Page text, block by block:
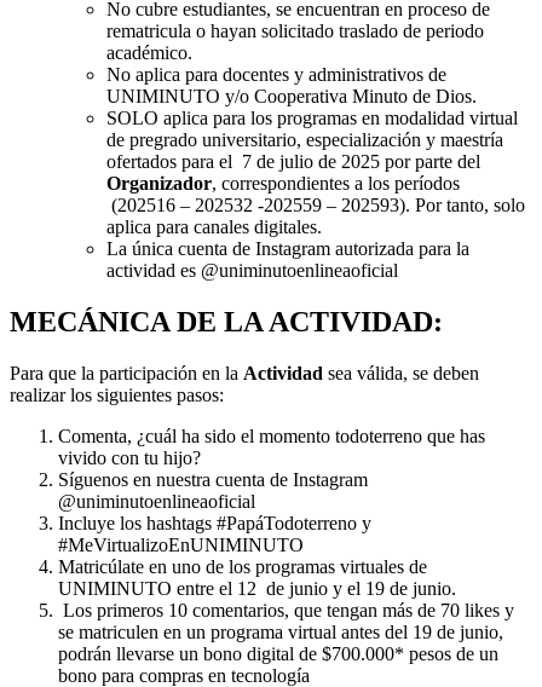
No cubre estudiantes, se encuentran en proceso de
rematricula o hayan solicitado traslado de periodo
académico.
No aplica para docentes y administrativos de
UNIMINUTO y/o Cooperativa Minuto de Dios.
SOLO aplica para los programas en modalidad virtual
de pregrado universitario, especialización y maestría
ofertados para el 7 de julio de 2025 por parte del
Organizador, correspondientes a los períodos
(202516 – 202532 -202559 – 202593). Por tanto, solo
aplica para canales digitales.
La única cuenta de Instagram autorizada para la
actividad es @uniminutoenlineaoficial
MECÁNICA DE LA ACTIVIDAD:
Para que la participación en la Actividad sea válida, se deben
realizar los siguientes pasos:
Comenta, ¿cuál ha sido el momento todoterreno que has
vivido con tu hijo?
Síguenos en nuestra cuenta de Instagram
@uniminutoenlineaoficial
Incluye los hashtags #PapáTodoterreno y
#MeVirtualizoEnUNIMINUTO
Matricúlate en uno de los programas virtuales de
UNIMINUTO entre el 12 de junio y el 19 de junio.
Los primeros 10 comentarios, que tengan más de 70 likes y
se matriculen en un programa virtual antes del 19 de junio,
podrán llevarse un bono digital de $700.000* pesos de un
bono para compras en tecnología